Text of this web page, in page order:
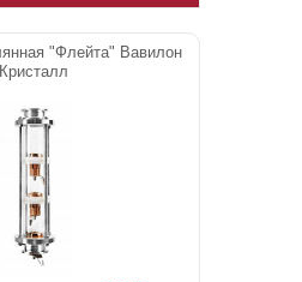
"Флейта" Вавилон
Кристалл